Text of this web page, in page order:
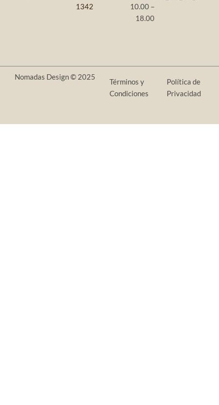
1342
10.00 –
18.00
Nomadas Design © 2025
Política de
Privacidad
Términos y
Condiciones